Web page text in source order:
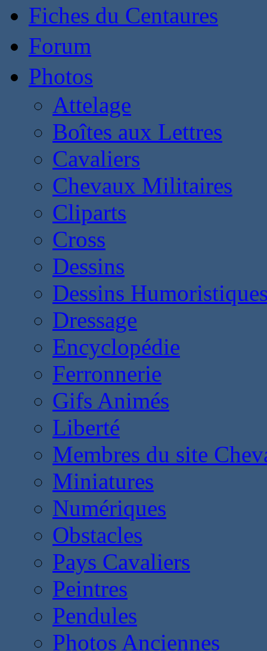
Fiches du Centaures
Forum
Photos
Attelage
Boîtes aux Lettres
Cavaliers
Chevaux Militaires
Cliparts
Cross
Dessins
Dessins
Dressage
Encyclopédie
Ferronnerie
Gifs Animés
Liberté
Membres du site
Miniatures
Numériques
Obstacles
Pays Cavaliers
Peintres
Pendules
Photos Anciennes